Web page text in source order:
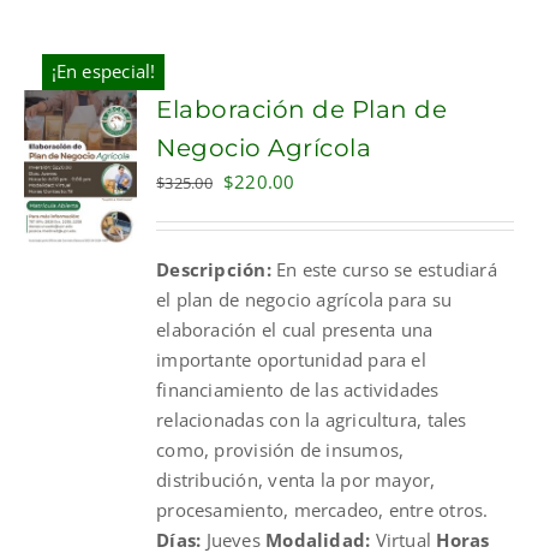
¡En especial!
ADD TO
CART
Elaboración de Plan de
Negocio Agrícola
$325.00 Original
$325.00.
$220.00
$220.00.
Descripción:En este curso se estudiará
el plan de negocio agrícola para su
elaboración el cual presenta una
importante oportunidad para el
financiamiento de las actividades
relacionadas con la agricultura, tales
como, provisión de insumos,
distribución, venta la por mayor,
procesamiento, mercadeo, entre otros.
Días: Jueves Modalidad: Virtual Horas